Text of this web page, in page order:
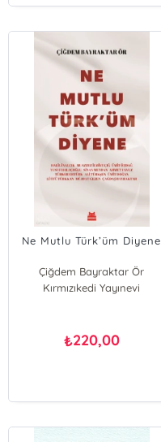
Ne Mutlu Türk’üm Diyene
Çiğdem Bayraktar Ör
Kırmızıkedi Yayınevi
₺220,00